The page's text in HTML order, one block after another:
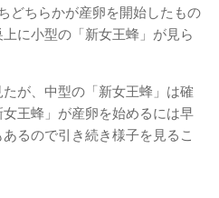
どちらかが産卵を開始したもの
に小型の「新女王蜂」が見ら
が、中型の「新女王蜂」は確
王蜂」が産卵を始めるには早
るので引き続き様子を見るこ